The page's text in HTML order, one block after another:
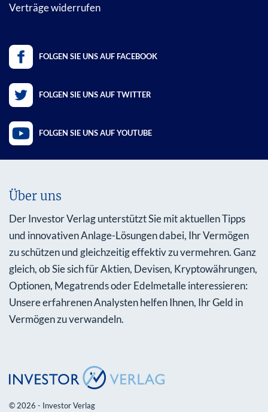
Verträge widerrufen
FOLGEN SIE UNS AUF FACEBOOK
FOLGEN SIE UNS AUF TWITTER
FOLGEN SIE UNS AUF YOUTUBE
Über uns
Der Investor Verlag unterstützt Sie mit aktuellen Tipps
und innovativen Anlage-Lösungen dabei, Ihr Vermögen
zu schützen und gleichzeitig effektiv zu vermehren. Ganz
gleich, ob Sie sich für Aktien, Devisen, Kryptowährungen,
Optionen, Megatrends oder Edelmetalle interessieren:
Unsere erfahrenen Analysten helfen Ihnen, Ihr Geld in
Vermögen zu verwandeln.
© 2026 - Investor Verlag